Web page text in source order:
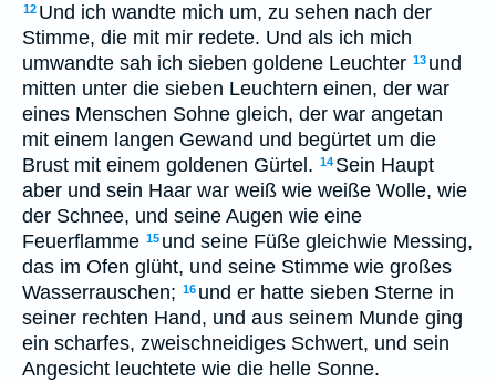
12 Und ich wandte mich um, zu sehen nach der
Stimme, die mit mir redete. Und als ich mich
umwandte sah ich sieben goldene Leuchter 13 und
mitten unter die sieben Leuchtern einen, der war
eines Menschen Sohne gleich, der war angetan
mit einem langen Gewand und begürtet um die
Brust mit einem goldenen Gürtel. 14 Sein Haupt
aber und sein Haar war weiß wie weiße Wolle, wie
der Schnee, und seine Augen wie eine
Feuerflamme 15 und seine Füße gleichwie Messing,
das im Ofen glüht, und seine Stimme wie großes
Wasserrauschen; 16 und er hatte sieben Sterne in
seiner rechten Hand, und aus seinem Munde ging
ein scharfes, zweischneidiges Schwert, und sein
Angesicht leuchtete wie die helle Sonne.